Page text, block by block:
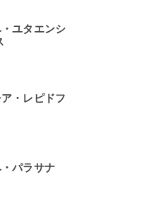
ユタエンシ
・レピドフ
パラサナ